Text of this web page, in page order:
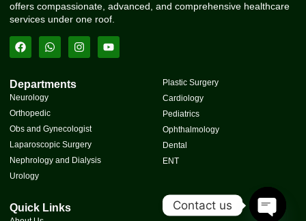
offers compassionate, advanced, and comprehensive healthcare
services under one roof.
Departments
Neurology
Orthopedic
Obs and Gynecologist
Laparoscopic Surgery
Nephrology and Dialysis
Urology
Plastic Surgery
Cardiology
Pediatrics
Ophthalmology
Dental
ENT
Quick Links Contact us